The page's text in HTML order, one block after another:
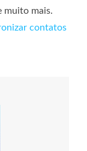
muito mais.
contatos